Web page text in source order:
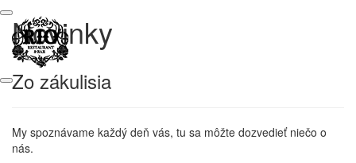
Novinky
Zo zákulisia
My spoznávame každý deň vás, tu sa môžte dozvedieť niečo o
nás.